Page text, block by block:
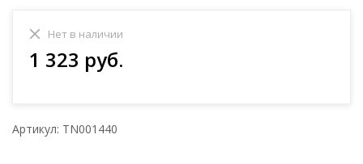
Нет в наличии
1 323 руб.
Артикул: TN001440